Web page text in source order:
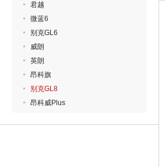
君越
微蓝6
别克GL6
威朗
英朗
昂科旗
别克GL8
昂科威Plus